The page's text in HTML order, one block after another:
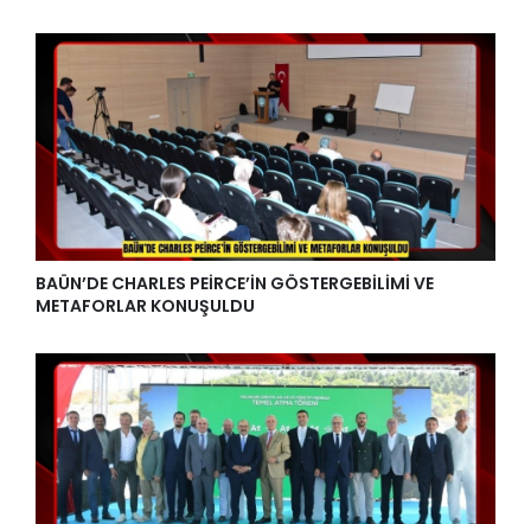
BAÜN’DE CHARLES PEİRCE’İN GÖSTERGEBİLİMİ VE
METAFORLAR KONUŞULDU